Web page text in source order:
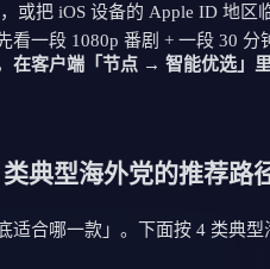
或把 iOS 设备的 Apple ID 地区
看一段 1080p 番剧 + 一段 30
在客户端「节点 → 智能优选」
典型海外党的推荐路
适合哪一款」。下面按 4 类典